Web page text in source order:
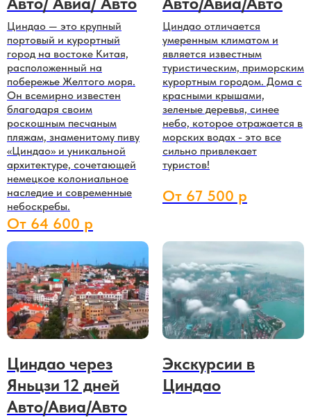
Циндао — это крупный
портовый и курортный
город на востоке Китая,
расположенный на
побережье Желтого моря.
Он всемирно известен
благодаря своим
роскошным песчаным
пляжам, знаменитому пиву
«Циндао» и уникальной
архитектуре, сочетающей
немецкое колониальное
наследие и современные
небоскребы.
От 64 600 р
Циндао отличается
умеренным климатом и
является известным
туристическим, приморским
курортным городом. Дома с
красными крышами,
зеленые деревья, синее
небо, которое отражается в
морских водах - это все
сильно привлекает
туристов!
От 67 500 р
Циндао через
Яньцзи 12 дней
Авто/Авиа/Авто
Экскурсии в
Циндао